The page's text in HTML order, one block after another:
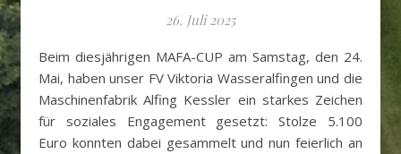
26. Juli 2025
Beim diesjährigen MAFA-CUP am Samstag, den 24.
Mai, haben unser FV Viktoria Wasseralfingen und die
Maschinenfabrik Alfing Kessler ein starkes Zeichen
für soziales Engagement gesetzt: Stolze 5.100
Euro konnten dabei gesammelt und nun feierlich an